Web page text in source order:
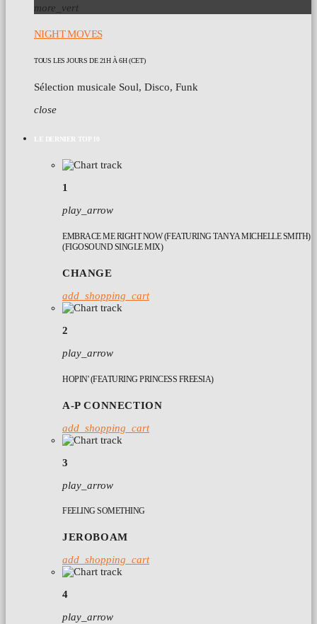
more_vert
NIGHT MOVES
TOUS LES JOURS DE 21H À 6H (CET)
Sélection musicale Soul, Disco, Funk
close
LE DERNIER TOP 10
1
play_arrow
EMBRACE ME RIGHT NOW (FEATURING TANYA MICHELLE SMITH)
(FIGOSOUND SINGLE MIX)
CHANGE
add_shopping_cart
2
play_arrow
HOPIN' (FEATURING PRINCESS FREESIA)
A-P CONNECTION
add_shopping_cart
3
play_arrow
FEELING SOMETHING
JEROBOAM
add_shopping_cart
4
play_arrow